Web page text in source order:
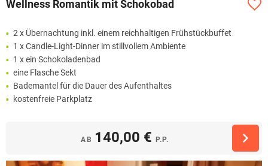
Wellness Romantik mit Schokobad
2 x Übernachtung inkl. einem reichhaltigen Frühstückbuffet
1 x Candle-Light-Dinner im stillvollem Ambiente
1 x ein Schokoladenbad
eine Flasche Sekt
Bademantel für die Dauer des Aufenthaltes
kostenfreie Parkplatz
AB 140,00 € P.P.